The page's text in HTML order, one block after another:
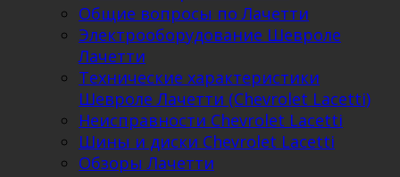
Общие вопросы по Лачетти
Электрооборудование Шевроле
Лачетти
Технические характеристики
Шевроле Лачетти (Chevrolet Lacetti)
Неисправности Chevrolet Lacetti
Шины и диски Chevrolet Lacetti
Обзоры Лачетти